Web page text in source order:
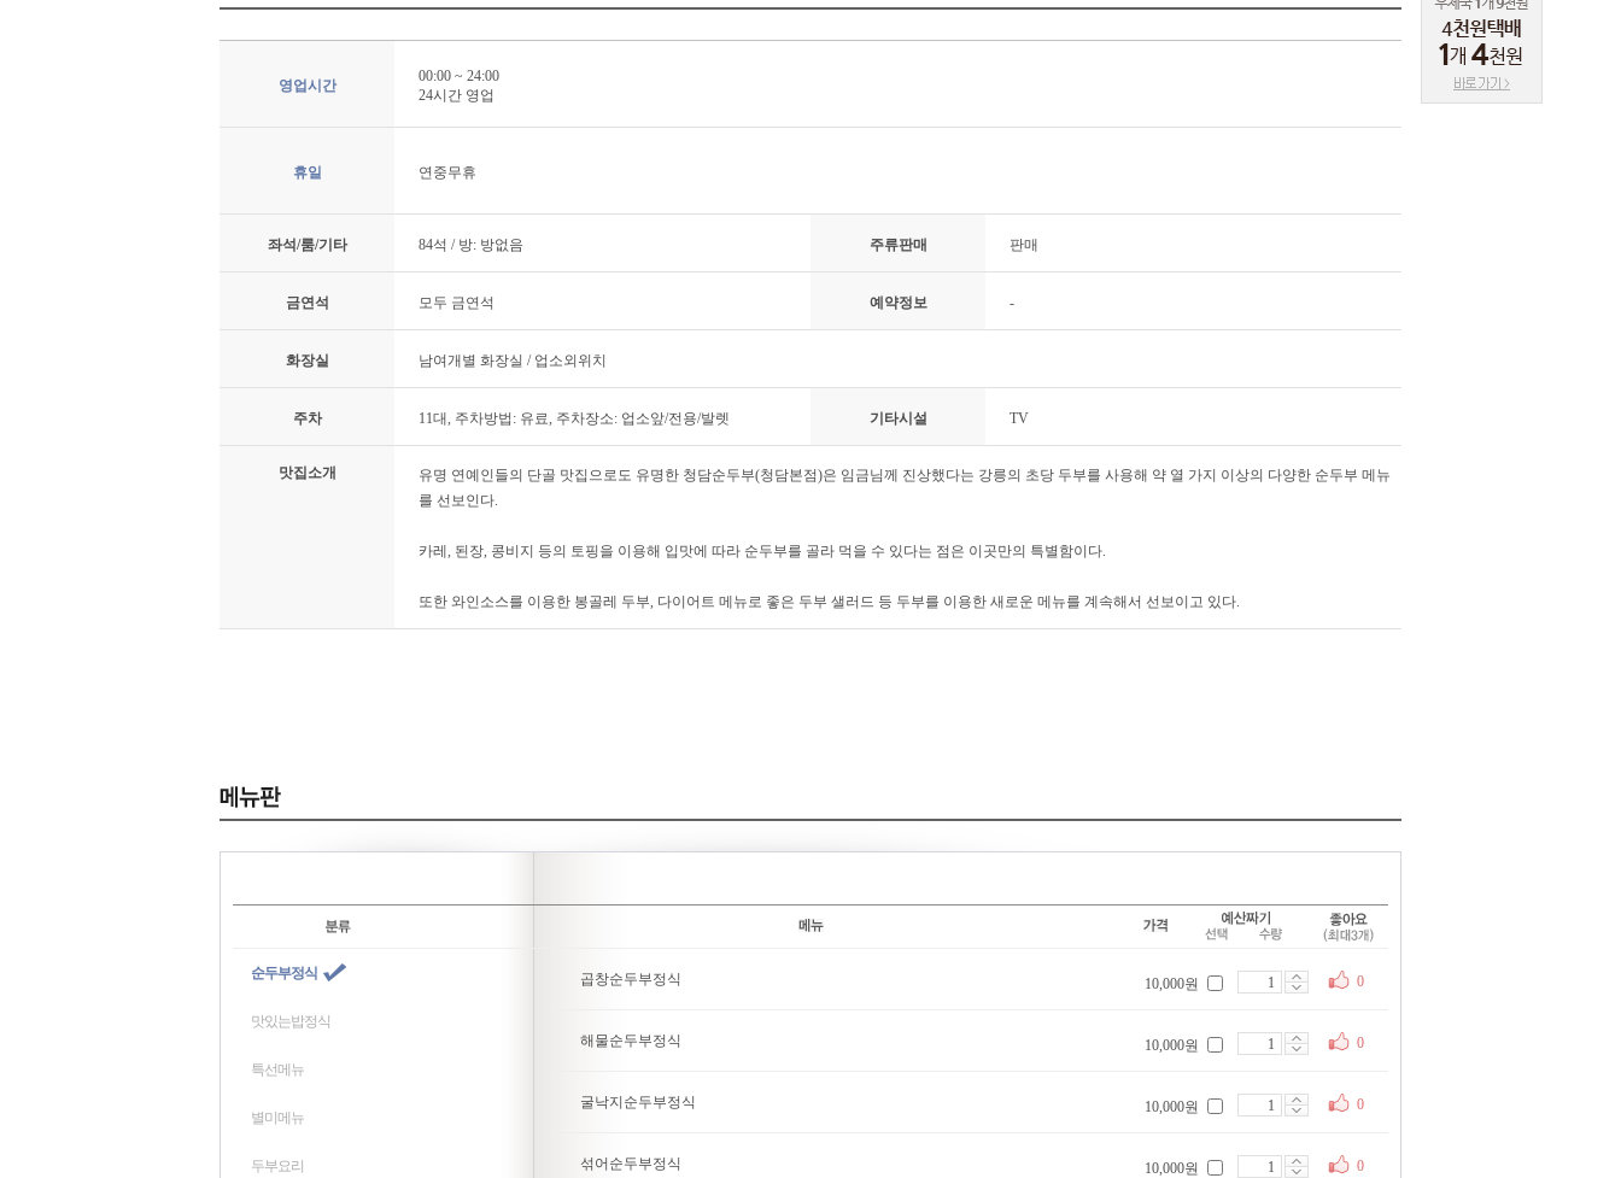
영업시간
00:00 ~ 24:00
24시간 영업
휴일 연중무휴
좌석/룸/기타 84석 / 방: 방없음 주류판매 판매
금연석 모두 금연석 예약정보 -
화장실 남여개별 화장실 / 업소외위치
주차 11대, 주차방법: 유료, 주차장소: 업소앞/전용/발렛 기타시설 TV
맛집소개
유명 연예인들의 단골 맛집으로도 유명한 청담순두부(청담본점)은 임금님께 진상했다는 강릉의 초당 두부를 사용해 약 열 가지 이상의 다양한 순두부 메뉴
를 선보인다.
카레, 된장, 콩비지 등의 토핑을 이용해 입맛에 따라 순두부를 골라 먹을 수 있다는 점은 이곳만의 특별함이다.
또한 와인소스를 이용한 봉골레 두부, 다이어트 메뉴로 좋은 두부 샐러드 등 두부를 이용한 새로운 메뉴를 계속해서 선보이고 있다.
순두부정식
맛있는밥정식
특선메뉴
별미메뉴
두부요리
곱창순두부정식 10,000원 0
해물순두부정식 10,000원 0
굴낙지순두부정식 10,000원 0
섞어순두부정식 10,000원 0